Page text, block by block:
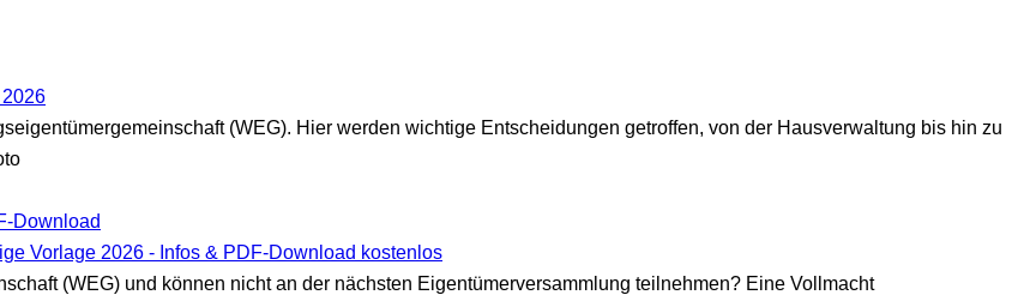
(WEG). Hier werden wichtige Entscheidungen getroffen, von der Hausverwaltung bis hin zu
Vorlage 2026 - Infos & PDF-Download kostenlos
(WEG) und können nicht an der nächsten Eigentümerversammlung teilnehmen? Eine Vollmacht